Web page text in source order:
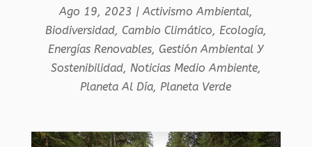
Ago 19, 2023 |Activismo Ambiental,
Biodiversidad, Cambio Climático, Ecología,
Energías Renovables,Gestión Ambiental Y
Sostenibilidad, Noticias Medio Ambiente,
Planeta Al Día,Planeta Verde